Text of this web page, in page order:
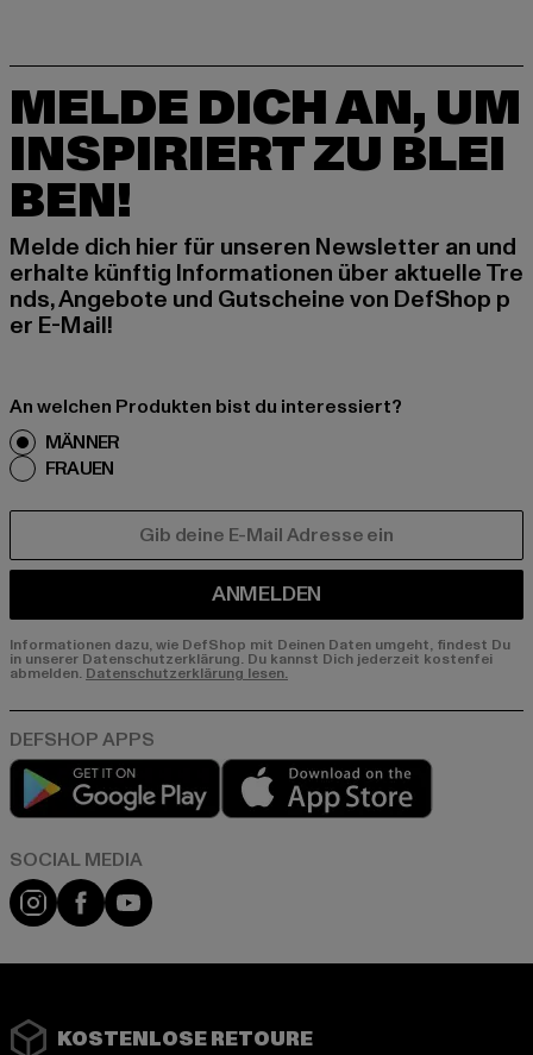
MELDE DICH AN, UM
INSPIRIERT ZU BLEI
BEN!
Melde dich hier für unseren Newsletter an und
erhalte künftig Informationen über aktuelle Tre
nds, Angebote und Gutscheine von DefShop p
er E-Mail!
An welchen Produkten bist du interessiert?
MÄNNER
FRAUEN
ANMELDEN
Informationen dazu, wie DefShop mit Deinen Daten umgeht, findest Du
in unserer Datenschutzerklärung. Du kannst Dich jederzeit kostenfei
abmelden. Datenschutzerklärung lesen.
Play market
Instagram
FacebookYouTube
KOSTENLOSE RETOURE